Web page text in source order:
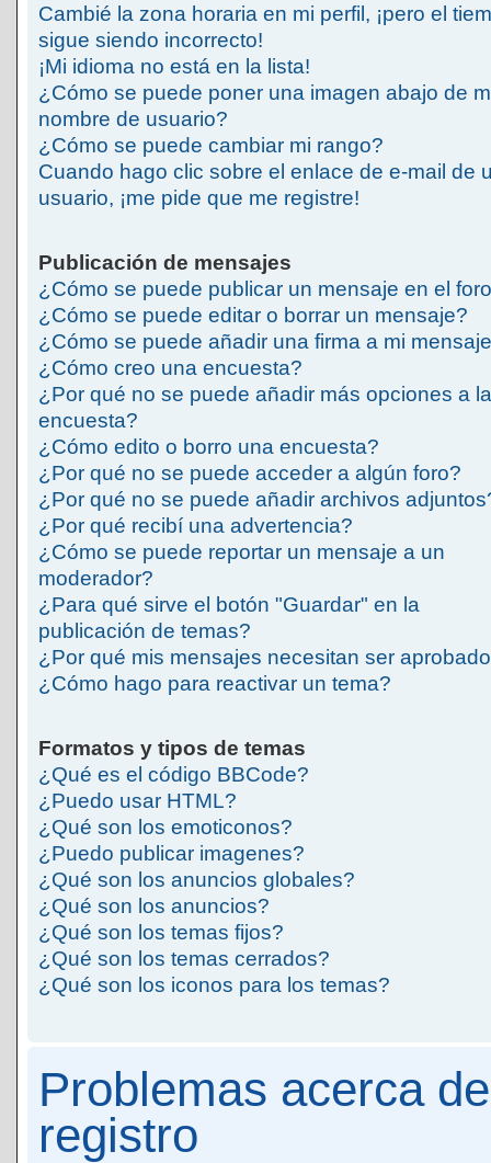
Cambié la zona horaria en mi perfil, ¡pero el
sigue siendo incorrecto!
¡Mi idioma no está en la lista!
¿Cómo se puede poner una imagen abajo de
nombre de usuario?
¿Cómo se puede cambiar mi rango?
Cuando hago clic sobre el enlace de e-mail de
usuario, ¡me pide que me registre!
Publicación de mensajes
¿Cómo se puede publicar un mensaje en el
¿Cómo se puede editar o borrar un mensaje?
¿Cómo se puede añadir una firma a mi
¿Cómo creo una encuesta?
¿Por qué no se puede añadir más opciones a la
encuesta?
¿Cómo edito o borro una encuesta?
¿Por qué no se puede acceder a algún foro?
¿Por qué no se puede añadir archivos
¿Por qué recibí una advertencia?
¿Cómo se puede reportar un mensaje a un
moderador?
¿Para qué sirve el botón "Guardar" en la
publicación de temas?
¿Por qué mis mensajes necesitan ser
¿Cómo hago para reactivar un tema?
Formatos y tipos de temas
¿Qué es el código BBCode?
¿Puedo usar HTML?
¿Qué son los emoticonos?
¿Puedo publicar imagenes?
¿Qué son los anuncios globales?
¿Qué son los anuncios?
¿Qué son los temas fijos?
¿Qué son los temas cerrados?
¿Qué son los iconos para los temas?
Problemas acerca
registro